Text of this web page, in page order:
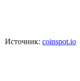
Источник: coinspot.io